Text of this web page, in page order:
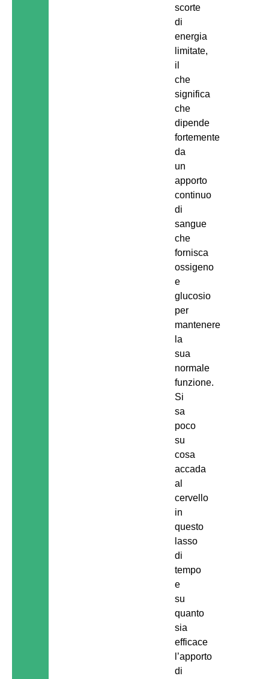
scorte
di
energia
limitate,
il
che
significa
che
dipende
fortemente
da
un
apporto
continuo
di
sangue
che
fornisca
ossigeno
e
glucosio
per
mantenere
la
sua
normale
funzione.
Si
sa
poco
su
cosa
accada
al
cervello
in
questo
lasso
di
tempo
e
su
quanto
sia
efficace
l’apporto
di